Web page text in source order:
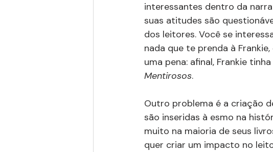
interessantes dentro da
suas atitudes são
dos leitores. Você se
nada que te prenda à
uma pena: afinal, Frankie
Mentirosos.
Outro problema é a criação
são inseridas à esmo na
muito na maioria de seus
quer criar um impacto no